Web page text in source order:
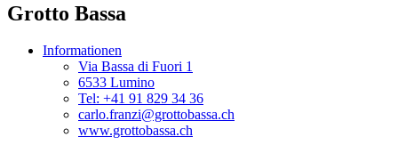
Grotto Bassa
Informationen
Via Bassa di Fuori 1
6533 Lumino
Tel: +41 91 829 34 36
carlo.franzi@grottobassa.ch
www.grottobassa.ch